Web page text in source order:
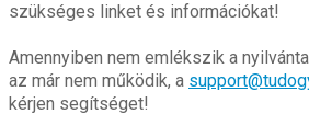
szükséges linket és információkat!
Amennyiben nem emlékszik a
az már nem működik, a
kérjen segítséget!